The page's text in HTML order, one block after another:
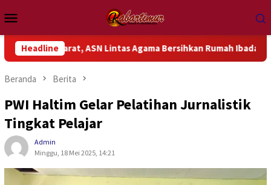
ke
kontenMobile
Headline
Barat, ASN Lintas Agama Bersihkan Rumah Ibadah
Beranda Berita
PWI Haltim Gelar Pelatihan Jurnalistik
Tingkat Pelajar
Admin
Minggu, 18 Mei 2025, 14:21